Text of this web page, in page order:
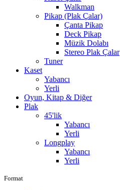
Walkman
Pikap (Plak Çalar)
Çanta Pikap
Deck Pikap
Müzik Dolabı
Stereo Plak Çalar
Tuner
Kaset
Yabancı
Yerli
Oyun, Kitap & Diğer
Plak
45'lik
Yabancı
Yerli
Longplay
Yabancı
Yerli
Format